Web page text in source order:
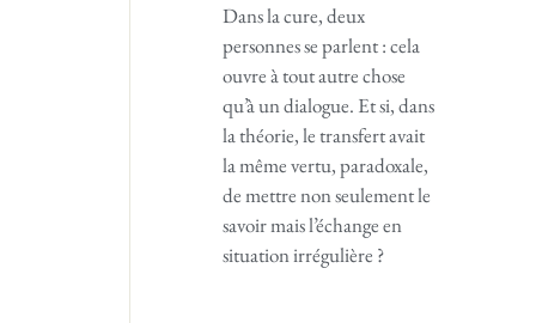
Dans la cure, deux
personnes se parlent : cela
ouvre à tout autre chose
qu’à un dialogue. Et si, dans
la théorie, le transfert avait
la même vertu, paradoxale,
de mettre non seulement le
savoir mais l’échange en
situation irrégulière ?